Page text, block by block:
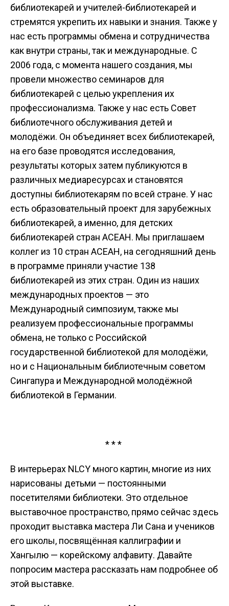
библиотекарей и учителей-библиотекарей и
стремятся укрепить их навыки и знания. Также у
нас есть программы обмена и сотрудничества
как внутри страны, так и международные. С
2006 года, с момента нашего создания, мы
провели множество семинаров для
библиотекарей с целью укрепления их
профессионализма. Также у нас есть Совет
библиотечного обслуживания детей и
молодёжи. Он объединяет всех библиотекарей,
на его базе проводятся исследования,
результаты которых затем публикуются в
различных медиаресурсах и становятся
доступны библиотекарям по всей стране. У нас
есть образовательный проект для зарубежных
библиотекарей, а именно, для детских
библиотекарей стран АСЕАН. Мы приглашаем
коллег из 10 стран АСЕАН, на сегодняшний день
в программе приняли участие 138
библиотекарей из этих стран. Один из наших
международных проектов — это
Международный симпозиум, также мы
реализуем профессиональные программы
обмена, не только с Российской
государственной библиотекой для молодёжи,
но и с Национальным библиотечным советом
Сингапура и Международной молодёжной
библиотекой в Германии.
* * *
В интерьерах NLCY много картин, многие из них
нарисованы детьми — постоянными
посетителями библиотеки. Это отдельное
выставочное пространство, прямо сейчас здесь
проходит выставка мастера Ли Сана и учеников
его школы, посвящённая каллиграфии и
Хангылю — корейскому алфавиту. Давайте
попросим мастера рассказать нам подробнее об
этой выставке.